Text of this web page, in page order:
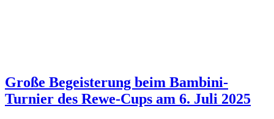
Große Begeisterung beim Bambini-
Turnier des Rewe-Cups am 6. Juli 2025